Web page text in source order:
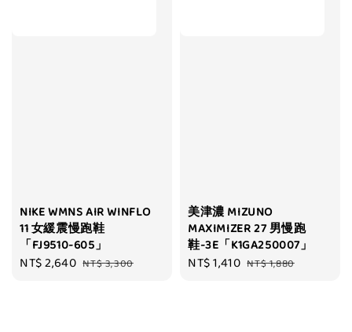
NIKE WMNS AIR WINFLO
11 女緩震慢跑鞋
「FJ9510-605」
Sale
NT$ 2,640 Regular
NT$ 3,300
美津濃 MIZUNO
MAXIMIZER 27 男慢跑
鞋-3E「K1GA250007」
Sale
NT$ 1,410 Regular
NT$ 1,880